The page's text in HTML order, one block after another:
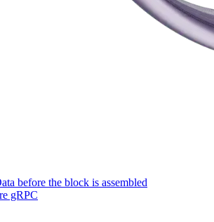
before the block is assembled
gRPC